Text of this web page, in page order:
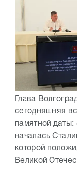
Глава
сегодняшняя
памятной даты:
началась
которой
Великой